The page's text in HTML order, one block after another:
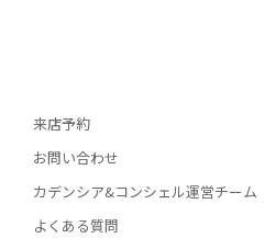
来店予約
お問い合わせ
カデンシア&コンシェル運営チーム
よくある質問